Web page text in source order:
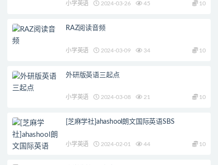
小学英语 2024-03-26 45 10
RAZ阅读音频
小学英语 2024-03-09 34 10
外研版英语三起点
小学英语 2024-03-08 21 10
[芝麻学社]ahashool朗文国际英语SBS
小学英语 2024-02-01 44 10